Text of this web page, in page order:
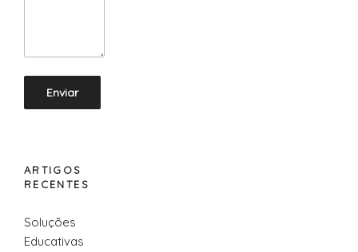
ARTIGOS
RECENTES
Soluções
Educativas